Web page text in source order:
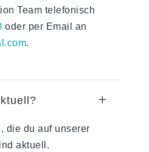
Team telefonisch
oder per Email an
.
L
die du auf unserer
aktuell.